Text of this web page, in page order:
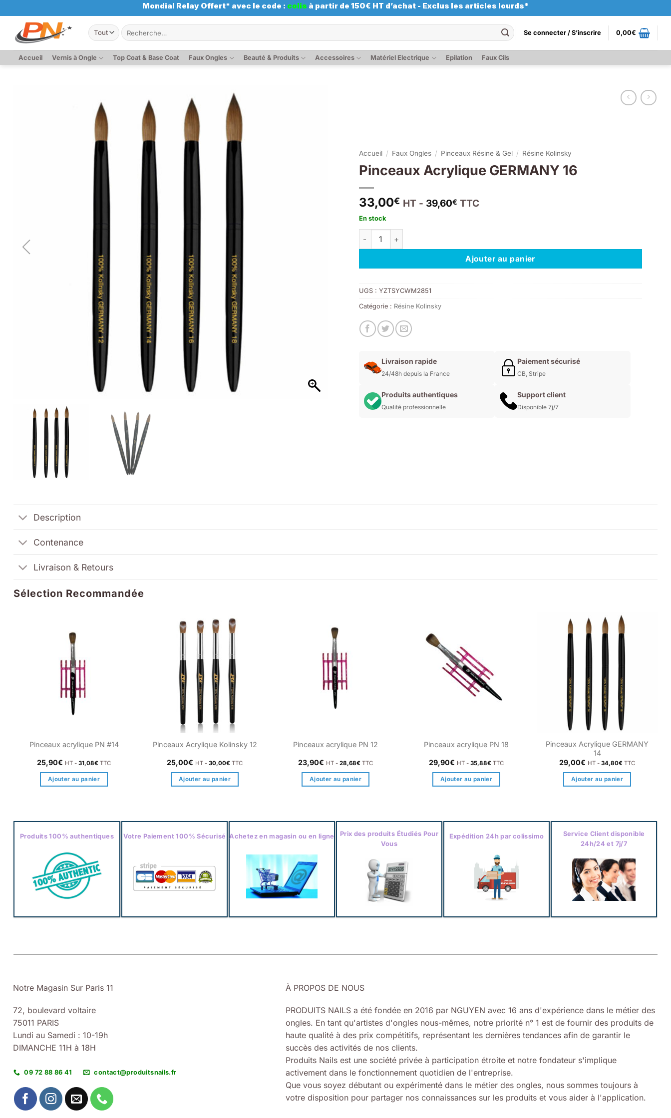
au
contenu
Mondial Relay Offert* avec le code : colis à partir de 150€ HT d’achat - Exclus les articles lourds*
Recherche
pour :
Se connecter / S’inscrire 0,00€
Accueil Vernis à Ongle Top Coat & Base Coat Faux Ongles Beauté & Produits Accessoires Matériel Electrique Epilation Faux Cils
Accueil / Faux Ongles / Pinceaux Résine & Gel / Résine Kolinsky
Pinceaux Acrylique GERMANY 16
33,00€ HT - 39,60€ TTC
En stock
quantité de Pinceaux Acrylique GERMANY 16
Ajouter au panier
UGS : YZTSYCWM2851
Catégorie : Résine Kolinsky
Livraison rapide
24/48h depuis la France
Paiement sécurisé
CB, Stripe
Produits authentiques
Qualité professionnelle
Support client
Disponible 7j/7
Description
Contenance
Livraison & Retours
Sélection Recommandée
Pinceaux acrylique PN #14
25,90€ HT - 31,08€ TTC
Ajouter au panier
Pinceaux Acrylique Kolinsky 12
25,00€ HT - 30,00€ TTC
Ajouter au panier
Pinceaux acrylique PN 12
23,90€ HT - 28,68€ TTC
Ajouter au panier
Pinceaux acrylique PN 18
29,90€ HT - 35,88€ TTC
Ajouter au panier
Pinceaux Acrylique GERMANY
14
29,00€ HT - 34,80€ TTC
Ajouter au panier
Produits 100% authentiques Votre Paiement 100% Sécurisé Achetez en magasin ou en ligne
Prix des produits Étudiés Pour
Vous
Expédition 24h par colissimo
Service Client disponible
24h/24 et 7j/7
Notre Magasin Sur Paris 11
72, boulevard voltaire
75011 PARIS
Lundi au Samedi : 10-19h
DIMANCHE 11H à 18H
09 72 88 86 41 contact@produitsnails.fr
À PROPOS DE NOUS
PRODUITS NAILS a été fondée en 2016 par NGUYEN avec 16 ans d'expérience dans le métier des
ongles. En tant qu'artistes d'ongles nous-mêmes, notre priorité n° 1 est de fournir des produits de
haute qualité à des prix compétitifs, représentant les dernières tendances afin de garantir le
succès des activités de nos clients.
Produits Nails est une société privée à participation étroite et notre fondateur s'implique
activement dans le fonctionnement quotidien de l'entreprise.
Que vous soyez débutant ou expérimenté dans le métier des ongles, nous sommes toujours à
votre disposition pour partager nos connaissances sur les produits et vous aider à l'application.